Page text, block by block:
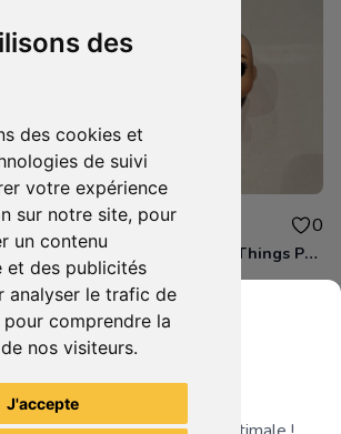
des
des cookies et
de suivi
votre expérience
sur notre site, pour
un contenu
et des publicités
analyser le trafic de
comprendre la
nos visiteurs.
J'accepte
0 5.00€ 0
Eleven Stranger Things POP
les articles du vendeur
Grenier du Geek